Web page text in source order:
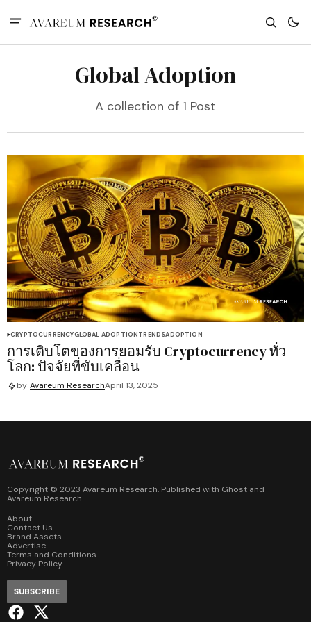
Global Adoption
A collection of 1 Post
CRYPTOCURRENCYGLOBAL ADOPTIONTRENDSADOPTION
การเติบโตของการยอมรับ Cryptocurrency ทั่ว
โลก: ปัจจัยที่ขับเคลื่อน
by Avareum ResearchApril 13, 2025
Copyright © 2023 Avareum Research. Published with Ghost and
Avareum Research.
About
Contact Us
Brand Assets
Advertise
Terms and Conditions
Privacy Policy
SUBSCRIBE